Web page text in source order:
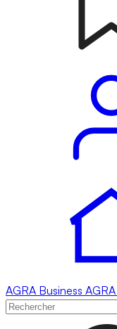
AGRA Business AGRA